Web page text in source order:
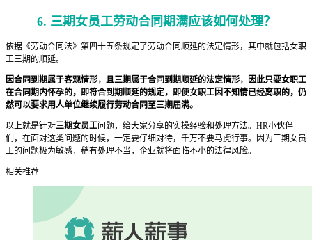
6. 三期女员工劳动合同期满应该如何处理？
依据《劳动合同法》第四十五条规定了劳动合同顺延的法定情形，其中就包括女职
工三期的顺延。
因合同到期属于客观情形，且三期属于合同到期顺延的法定情形，因此只要女职工
在合同期内怀孕的，即符合到期顺延的规定，即便女职工因不知情已经离职的，仍
然可以要求用人单位继续履行劳动合同至三期届满。
以上就是针对三期女员工问题，给大家分享的实操经验和处理方法。HR小伙伴
们，在面对这类问题的时候，一定要仔细对待，千万不要马虎行事。因为三期女员
工的问题极为敏感，稍有处理不当，企业就将面临不小的法律风险。
相关推荐